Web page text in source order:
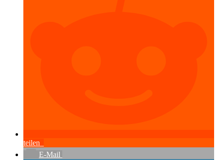
teilen
E-Mail